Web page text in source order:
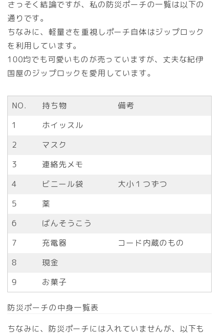
さっそく結論ですが、私の防災ポーチの一覧は以下の
通りです。
ちなみに、軽量さを重視しポーチ自体はジップロック
を利用しています。
100均でも可愛いものが売っていますが、丈夫な紀伊
国屋のジップロックを愛用しています。
NO. 持ち物
備考
1
ホイッスル
2
マスク
3
連絡先メモ
4
ビニール袋
大小１つずつ
5
薬
6
ばんそうこう
7
充電器
コード内蔵のもの
8
現金
9
お菓子
防災ポーチの中身一覧表
ちなみに、防災ポーチには入れていませんが、以下も